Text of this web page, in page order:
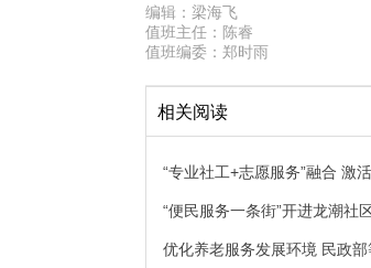
编辑： 梁海飞
值班主任： 陈睿
值班编委： 郑时雨
相关阅读
“专业社工+志愿服务”融合 激
“便民服务一条街”开进龙潮社
优化养老服务发展环境 民政